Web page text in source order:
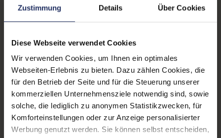
Zustimmung Details Über Cookies
Diese Webseite verwendet Cookies
Wir verwenden Cookies, um Ihnen ein optimales
Webseiten-Erlebnis zu bieten. Dazu zählen Cookies, die
für den Betrieb der Seite und für die Steuerung unserer
kommerziellen Unternehmensziele notwendig sind, sowie
solche, die lediglich zu anonymen Statistikzwecken, für
Komforteinstellungen oder zur Anzeige personalisierter
Werbung genutzt werden. Sie können selbst entscheiden,
Arbeitsspeicher: 16 GB DDR4
Schnittstellen: 1x Audio - Ausgang - 3.5 mm,
1x Audio - Eingang - 3.5 mm,
1x Kopfhöreranschluss 3.5
mm, 1x LAN RJ-45, 1x
Mikrofon - Eingang - 3.5 mm,
2 x PS/2, 2x COM, 2x
Mehr anzeigen
Partnerprogramm:
GTIN/EAN: 4255867560853